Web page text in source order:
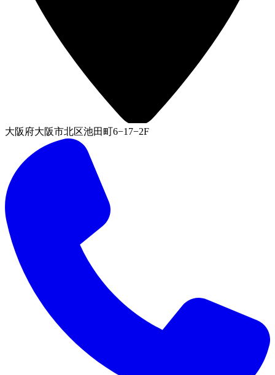
大阪府大阪市北区池田町6−17−2F